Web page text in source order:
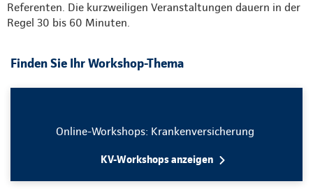
Referenten. Die kurzweiligen Veranstaltungen dauern in der
Regel 30 bis 60 Minuten.
Finden Sie Ihr Workshop-Thema
Online-Workshops: Krankenversicherung
KV-Workshops anzeigen